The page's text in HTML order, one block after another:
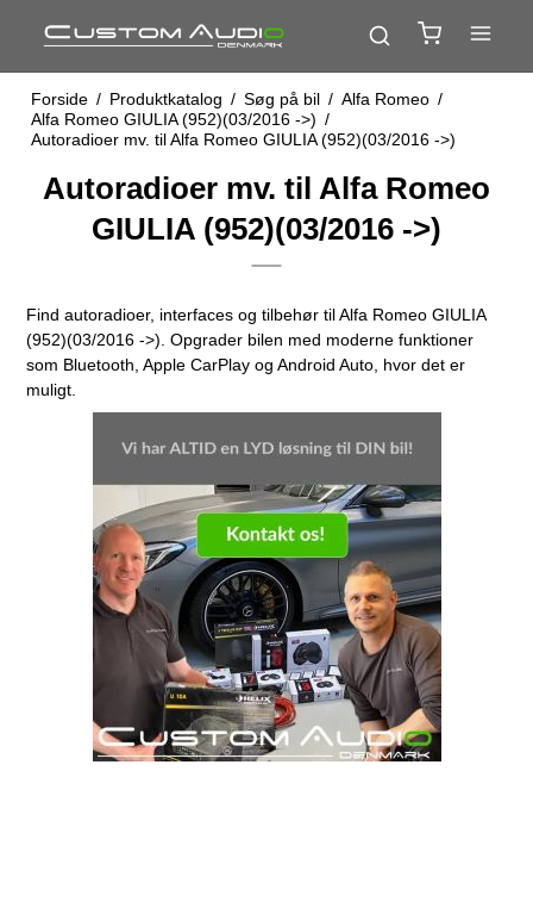
Forside / Produktkatalog / Søg på bil / Alfa Romeo /
Alfa Romeo GIULIA (952)(03/2016 ->) /
Autoradioer mv. til Alfa Romeo GIULIA (952)(03/2016 ->)
Autoradioer mv. til Alfa Romeo
GIULIA (952)(03/2016 ->)
Find autoradioer, interfaces og tilbehør til Alfa Romeo GIULIA
(952)(03/2016 ->). Opgrader bilen med moderne funktioner
som Bluetooth, Apple CarPlay og Android Auto, hvor det er
muligt.